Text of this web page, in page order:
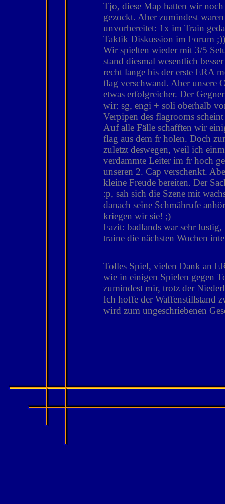
Tjo, diese Map hatten wir
gezockt. Aber zumindest
unvorbereitet: 1x im Train
Taktik Diskussion im Forum ;))
Wir spielten wieder mit 3/5
stand diesmal wesentlich
recht lange bis der erste ERA
flag verschwand. Aber unsere
etwas erfolgreicher. Der
wir: sg, engi + soli oberhalb
Verpipen des flagrooms
Auf alle Fälle schafften wir
flag aus dem fr holen. Doch
zuletzt deswegen, weil ich
verdammte Leiter im fr hoch
unseren 2. Cap verschenkt.
kleine Freude bereiten. Der
:p, sah sich die Szene mit
danach seine Schmährufe
kriegen wir sie! ;)
Fazit: badlands war sehr
traine die nächsten Wochen
Tolles Spiel, vielen Dank an
wie in einigen Spielen gegen
zumindest mir, trotz der
Ich hoffe der Waffenstillstand
wird zum ungeschriebenen